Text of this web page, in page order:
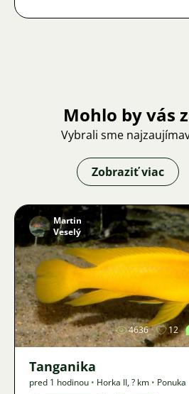
Mohlo by vás
Vybrali sme
Zobraziť viac
Martin
Veselý
4636 12
Tanganika
pred 1 hodinou • Horka II,? km • Ponuka